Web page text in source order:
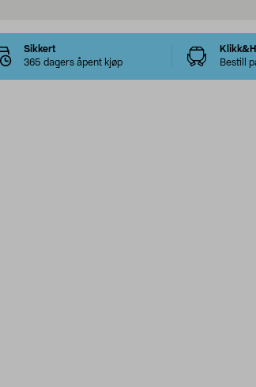
Sikkert
365 dagers åpent kjøp
Bestill